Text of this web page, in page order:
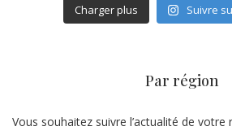
Charger plus Suivre
Par région
Vous souhaitez suivre l’actualité de votre